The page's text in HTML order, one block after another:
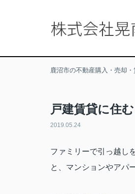
鹿沼市の不動産購入・売却
戸建賃貸に住
2019.05.24
ファミリーで引っ越し
と、マンションやアパ